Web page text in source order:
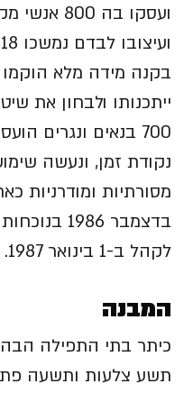
ועסקו בה
בקנה מידה מלא
ייתכנותו ולבחון את
700 בנאים ונגרים
נקודת זמן, ונעשה
לקהל ב-1 בינואר 1987.
המבנה
כיתר בתי התפילה
תשע צלעות ותשעה